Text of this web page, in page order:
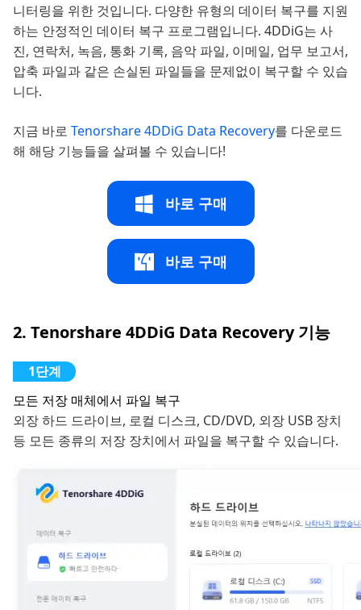
니터링을 위한 것입니다. 다양한 유형의 데이터 복구를 지원
하는 안정적인 데이터 복구 프로그램입니다. 4DDiG는 사
진, 연락처, 녹음, 통화 기록, 음악 파일, 이메일, 업무 보고서,
압축 파일과 같은 손실된 파일들을 문제없이 복구할 수 있습
니다.
지금 바로 Tenorshare 4DDiG Data Recovery를 다운로드
해 해당 기능들을 살펴볼 수 있습니다!
바로 구매
바로 구매
2. Tenorshare 4DDiG Data Recovery 기능
모든 저장 매체에서 파일 복구
외장 하드 드라이브, 로컬 디스크, CD/DVD, 외장 USB 장치
등 모든 종류의 저장 장치에서 파일을 복구할 수 있습니다.